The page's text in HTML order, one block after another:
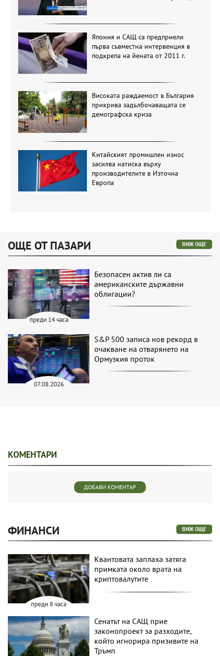
Япония и САЩ са предприели
първа съвместна интервенция в
подкрепа на йената от 2011 г.
Високата раждаемост в България
прикрива задълбочаващата се
демографска криза
Китайският промишлен износ
засилва натиска върху
производителите в Източна
Европа
ОЩЕ ОТ ПАЗАРИ ВИЖ ОЩЕ
преди 14 часа
Безопасен актив ли са
американските държавни
облигации?
07.08.2026
S&P 500 записа нов рекорд в
очакване на отварянето на
Ормузкия проток
КОМЕНТАРИ
ДОБАВИ КОМЕНТАР
ФИНАНСИ ВИЖ ОЩЕ
преди 8 часа
Квантовата заплаха затяга
примката около врата на
криптовалутите
Сенатът на САЩ прие
законопроект за разходите,
който игнорира призивите на
Тръмп